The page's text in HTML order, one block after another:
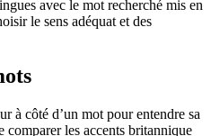
avec le mot recherché mis en
le sens adéquat et des
à côté d’un mot pour entendre sa
comparer les accents britannique